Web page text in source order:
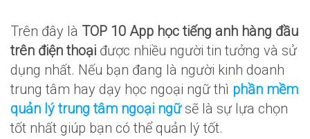
Trên đây là TOP 10 App học tiếng anh hàng đầu
trên điện thoại được nhiều người tin tưởng và sử
dụng nhất. Nếu bạn đang là người kinh doanh
trung tâm hay dạy học ngoại ngữ thì phần mềm
quản lý trung tâm ngoại ngữ sẽ là sự lựa chọn
tốt nhất giúp bạn có thể quản lý tốt.